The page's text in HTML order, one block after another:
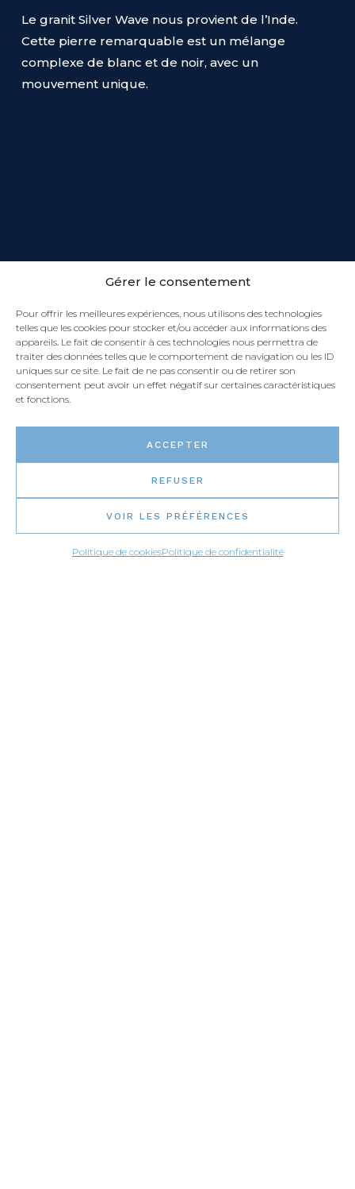
Gérer le consentement
Pour offrir les meilleures expériences, nous utilisons des technologies
telles que les cookies pour stocker et/ou accéder aux informations des
appareils. Le fait de consentir à ces technologies nous permettra de
traiter des données telles que le comportement de navigation ou les ID
uniques sur ce site. Le fait de ne pas consentir ou de retirer son
consentement peut avoir un effet négatif sur certaines caractéristiques
et fonctions.
ACCEPTER
REFUSER
VOIR LES PRÉFÉRENCES
Politique de cookiesPolitique de confidentialité
Le granit Silver Wave nous provient de l’Inde.
Cette pierre remarquable est un mélange
complexe de blanc et de noir, avec un
mouvement unique.
Les granits de l’Inde ont la renommée d’être durable,
ce qui est idéal pour une variété d’applications.